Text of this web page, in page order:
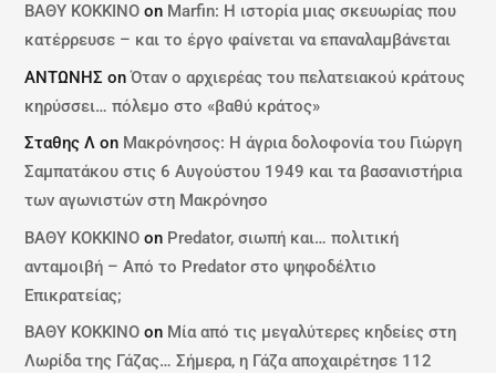
ΒΑΘΥ ΚΟΚΚΙΝΟ on Marfin: Η ιστορία μιας σκευωρίας που
κατέρρευσε – και το έργο φαίνεται να επαναλαμβάνεται
ΑΝΤΩΝΗΣ onΌταν ο αρχιερέας του πελατειακού κράτους
κηρύσσει… πόλεμο στο «βαθύ κράτος»
Σταθης Λ on Μακρόνησος: Η άγρια δολοφονία του Γιώργη
Σαμπατάκου στις 6 Αυγούστου 1949 και τα βασανιστήρια
των αγωνιστών στη Μακρόνησο
ΒΑΘΥ ΚΟΚΚΙΝΟ on Predator, σιωπή και… πολιτική
ανταμοιβή – Από το Predator στο ψηφοδέλτιο
Επικρατείας;
ΒΑΘΥ ΚΟΚΚΙΝΟ on Μία από τις μεγαλύτερες κηδείες στη
Λωρίδα της Γάζας… Σήμερα, η Γάζα αποχαιρέτησε 112